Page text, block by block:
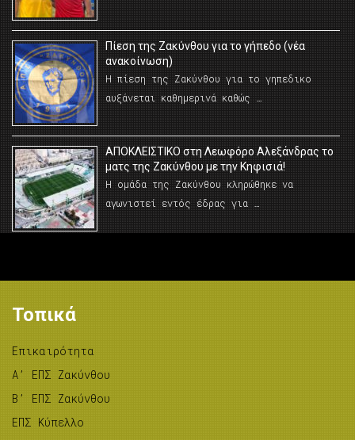
Πίεση της Ζακύνθου για το γήπεδο (νέα
ανακοίνωση)
Η πίεση της Ζακύνθου για το γηπεδικο
αυξάνεται καθημερινά καθώς …
AΠΟΚΛΕΙΣΤΙΚΟ στη Λεωφόρο Αλεξάνδρας το
ματς της Ζακύνθου με την Κηφισιά!
Η ομάδα της Ζακύνθου κληρώθηκε να
αγωνιστεί εντός έδρας για …
Τοπικά
Επικαιρότητα
A’ ΕΠΣ Ζακύνθου
B’ ΕΠΣ Ζακύνθου
ΕΠΣ Κύπελλο